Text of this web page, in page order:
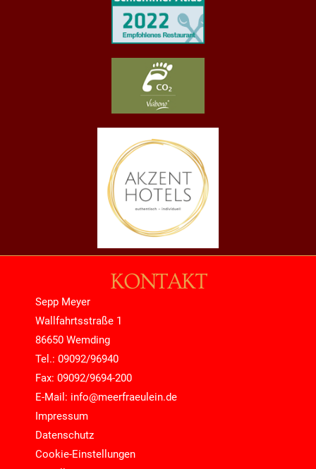
KONTAKT
Sepp Meyer
Wallfahrtsstraße 1
86650 Wemding
Tel.: 09092/96940
Fax: 09092/9694-200
E-Mail: info@meerfraeulein.de
Impressum
Datenschutz
Cookie-Einstellungen